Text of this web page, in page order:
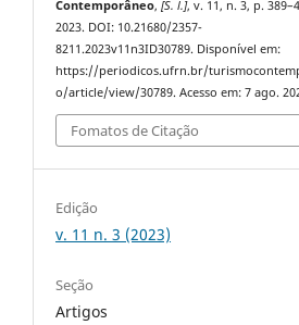
Contemporâneo,[S. l.], v. 11, n. 3, p.
2023. DOI: 10.21680/2357-
8211.2023v11n3ID30789. Disponível em:
https://periodicos.ufrn.br/
o/article/view/30789. Acesso em: 7 ago.
Fomatos de Citação
Edição
v. 11 n. 3 (2023)
Seção
Artigos